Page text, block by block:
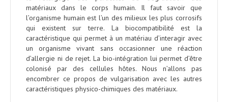
matériaux dans le corps humain. Il faut savoir que
l’organisme humain est l’un des milieux les plus corrosifs
qui existent sur terre. La biocompatibilité est la
caractéristique qui permet à un matériau d’interagir avec
un organisme vivant sans occasionner une réaction
d’allergie ni de rejet. La bio-intégration lui permet d’être
colonisé par des cellules hôtes. Nous n’allons pas
encombrer ce propos de vulgarisation avec les autres
caractéristiques physico-chimiques des matériaux.